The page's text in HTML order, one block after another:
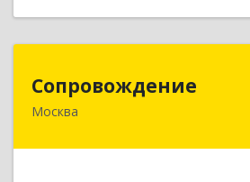
Сопровождение
Москва
117198, Москва г, Саморы